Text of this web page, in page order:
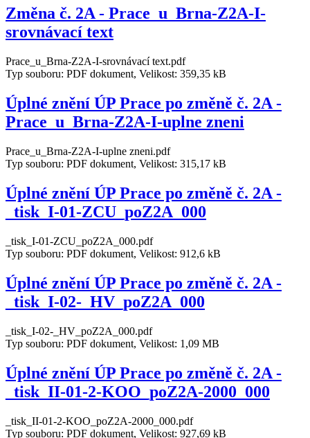
Změna č. 2A - Prace_u_Brna-Z2A-I-
srovnávací text
Prace_u_Brna-Z2A-I-srovnávací text.pdf
Typ souboru: PDF dokument, Velikost: 359,35 kB
Úplné znění ÚP Prace po změně č. 2A -
Prace_u_Brna-Z2A-I-uplne zneni
Prace_u_Brna-Z2A-I-uplne zneni.pdf
Typ souboru: PDF dokument, Velikost: 315,17 kB
Úplné znění ÚP Prace po změně č. 2A -
_tisk_I-01-ZCU_poZ2A_000
_tisk_I-01-ZCU_poZ2A_000.pdf
Typ souboru: PDF dokument, Velikost: 912,6 kB
Úplné znění ÚP Prace po změně č. 2A -
_tisk_I-02-_HV_poZ2A_000
_tisk_I-02-_HV_poZ2A_000.pdf
Typ souboru: PDF dokument, Velikost: 1,09 MB
Úplné znění ÚP Prace po změně č. 2A -
_tisk_II-01-2-KOO_poZ2A-2000_000
_tisk_II-01-2-KOO_poZ2A-2000_000.pdf
Typ souboru: PDF dokument, Velikost: 927,69 kB